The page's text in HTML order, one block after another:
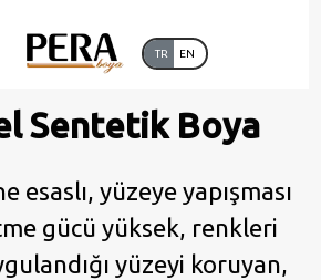
TR EN
Sentetik Boya
esaslı, yüzeye yapışması
gücü yüksek, renkleri
yüzeyi koruyan,